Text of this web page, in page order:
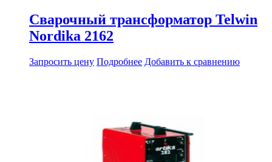
Сварочный трансформатор Telwin
Nordika 2162
Запросить цену Подробнее Добавить к сравнению